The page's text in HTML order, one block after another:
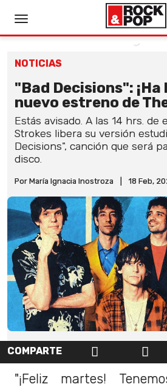
NOTICIAS
"Bad Decisions": ¡Ha
nuevo estreno de
Estás avisado. A las 14 hrs. de
Strokes libera su versión
Decisions", canción que será
disco.
Por María Ignacia Inostroza 18 Feb,
COMPARTE
"¡Feliz martes!